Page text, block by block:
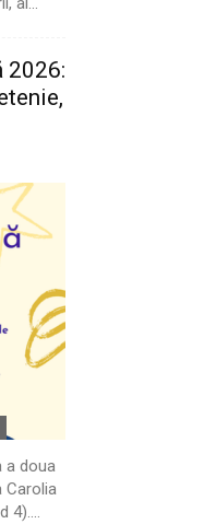
2026:
a doua
Carolia